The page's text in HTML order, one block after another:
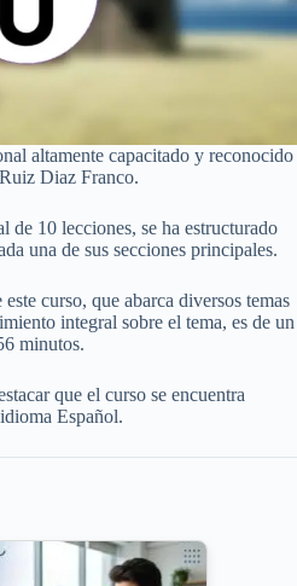
altamente capacitado y reconocido
Diaz Franco.
de 10 lecciones, se ha estructurado
una de sus secciones principales.
curso, que abarca diversos temas
integral sobre el tema, es de un
minutos.
que el curso se encuentra
Español.